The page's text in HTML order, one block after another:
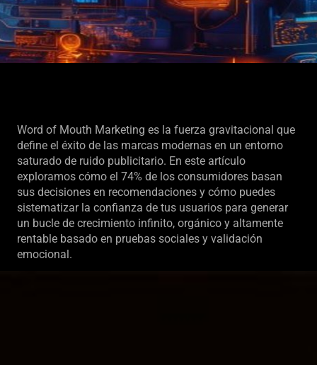
Word of Mouth Marketing es la fuerza gravitacional que
define el éxito de las marcas modernas en un entorno
saturado de ruido publicitario. En este artículo
exploramos cómo el 74% de los consumidores basan
sus decisiones en recomendaciones y cómo puedes
sistematizar la confianza de tus usuarios para generar
un bucle de crecimiento infinito, orgánico y altamente
rentable basado en pruebas sociales y validación
emocional.